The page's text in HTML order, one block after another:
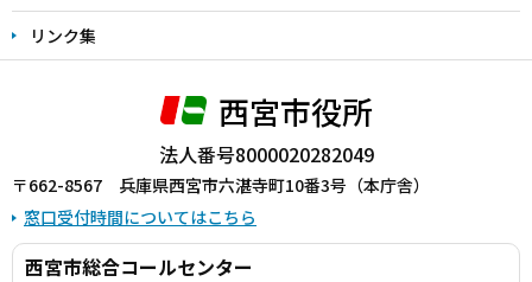
リンク集
西宮市役所
法人番号8000020282049
〒662-8567 兵庫県西宮市六湛寺町10番3号（本庁舎）
窓口受付時間についてはこちら
西宮市総合コールセンター